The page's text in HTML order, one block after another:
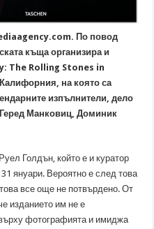
По повод
къща организира и
The Rolling Stones in
на която са
изпълнители, дело
Манковиц, Доминик
Голдън, който е и куратор
януари. Вероятно е след това
все още не потвърдено. От
изданието им не е
фотографията и имиджа